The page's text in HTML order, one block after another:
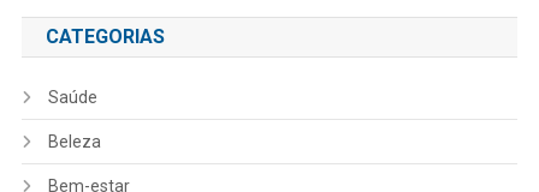
CATEGORIAS
Saúde
Beleza
Bem-estar